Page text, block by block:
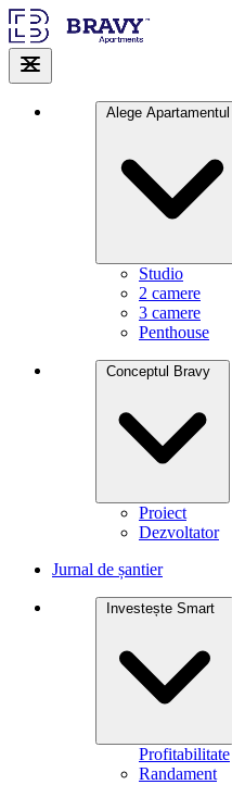
Alege Apartamentul
Studio
2 camere
3 camere
Penthouse
Conceptul Bravy
Proiect
Dezvoltator
Jurnal de șantier
Investește Smart
Profitabilitate
Randament